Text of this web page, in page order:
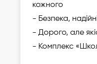
кожного
- Безпека,
- Дорого, але
- Комплекс